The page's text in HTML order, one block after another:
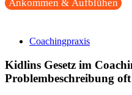
Ankommen & Aufblühen
Coachingpraxis
Kidlins Gesetz im
Problembeschreibung